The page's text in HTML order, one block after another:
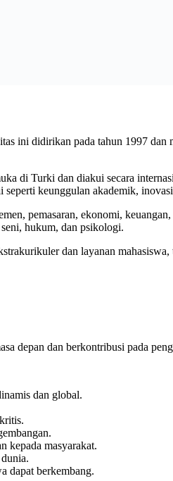
ini didirikan pada tahun 1997 dan
di Turki dan diakui secara
keunggulan akademik,
pemasaran, ekonomi,
hukum, dan psikologi.
dan layanan
depan dan berkontribusi pada
dan global.
kepada masyarakat.
dapat berkembang.